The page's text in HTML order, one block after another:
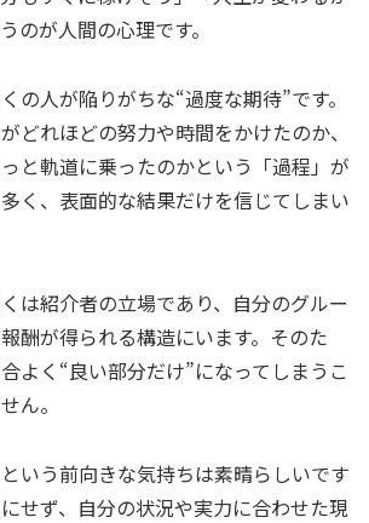
のが人間の心理です。
の人が陥りがちな“過度な期待”です。
どれほどの努力や時間をかけたのか、
と軌道に乗ったのかという「過程」が
く、表面的な結果だけを信じてしまい
は紹介者の立場であり、自分のグルー
酬が得られる構造にいます。そのた
よく“良い部分だけ”になってしまうこ
ん。
という前向きな気持ちは素晴らしいです
せず、自分の状況や実力に合わせた現